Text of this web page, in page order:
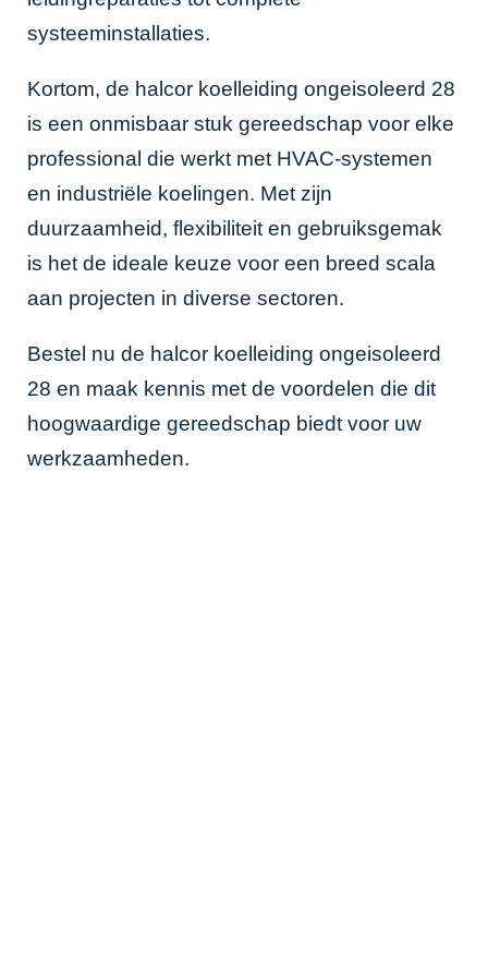
systeeminstallaties.
Kortom, de halcor koelleiding ongeisoleerd 28
is een onmisbaar stuk gereedschap voor elke
professional die werkt met HVAC-systemen
en industriële koelingen. Met zijn
duurzaamheid, flexibiliteit en gebruiksgemak
is het de ideale keuze voor een breed scala
aan projecten in diverse sectoren.
Bestel nu de halcor koelleiding ongeisoleerd
28 en maak kennis met de voordelen die dit
hoogwaardige gereedschap biedt voor uw
werkzaamheden.